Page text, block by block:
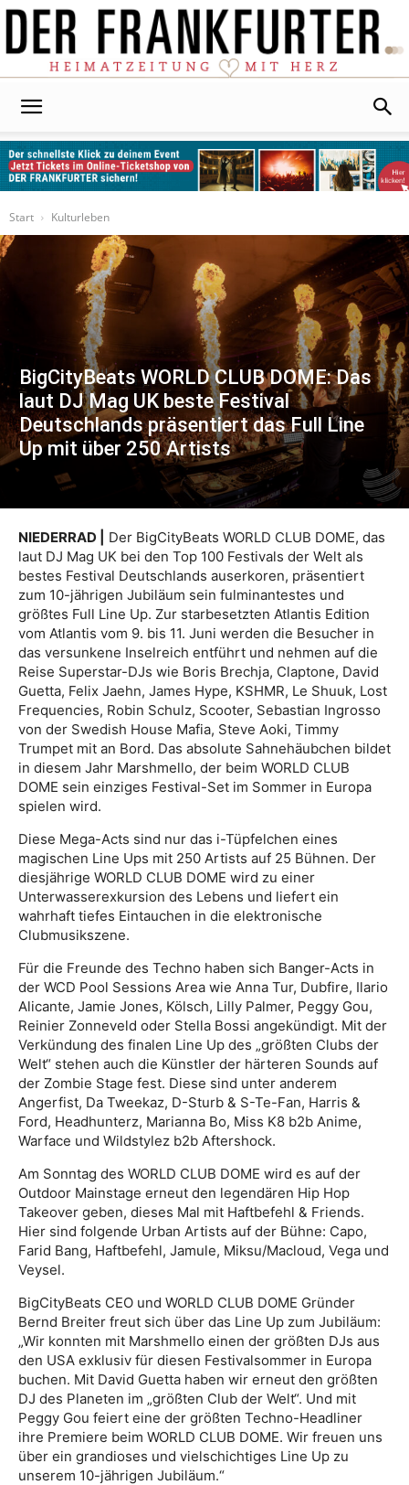
Start
Kulturleben
BigCityBeats WORLD CLUB DOME: Das
laut DJ Mag UK beste Festival
Deutschlands präsentiert das Full Line
Up mit über 250 Artists
NIEDERRAD |
Der BigCityBeats WORLD CLUB DOME, das
laut DJ Mag UK bei den Top 100 Festivals der Welt als
bestes Festival Deutschlands auserkoren, präsentiert
zum 10-jährigen Jubiläum sein fulminantestes und
größtes Full Line Up. Zur starbesetzten Atlantis Edition
vom Atlantis vom 9. bis 11. Juni werden die Besucher in
das versunkene Inselreich entführt und nehmen auf die
Reise Superstar-DJs wie Boris Brechja, Claptone, David
Guetta, Felix Jaehn, James Hype, KSHMR, Le Shuuk, Lost
Frequencies, Robin Schulz, Scooter, Sebastian Ingrosso
von der Swedish House Mafia, Steve Aoki, Timmy
Trumpet mit an Bord. Das absolute Sahnehäubchen bildet
in diesem Jahr Marshmello, der beim WORLD CLUB
DOME sein einziges Festival-Set im Sommer in Europa
spielen wird.
Diese Mega-Acts sind nur das i-Tüpfelchen eines
magischen Line Ups mit 250 Artists auf 25 Bühnen. Der
diesjährige WORLD CLUB DOME wird zu einer
Unterwasserexkursion des Lebens und liefert ein
wahrhaft tiefes Eintauchen in die elektronische
Clubmusikszene.
Für die Freunde des Techno haben sich Banger-Acts in
der WCD Pool Sessions Area wie Anna Tur, Dubfire, Ilario
Alicante, Jamie Jones, Kölsch, Lilly Palmer, Peggy Gou,
Reinier Zonneveld oder Stella Bossi angekündigt. Mit der
Verkündung des finalen Line Up des „größten Clubs der
Welt“ stehen auch die Künstler der härteren Sounds auf
der Zombie Stage fest. Diese sind unter anderem
Angerfist, Da Tweekaz, D-Sturb & S-Te-Fan, Harris &
Ford, Headhunterz, Marianna Bo, Miss K8 b2b Anime,
Warface und Wildstylez b2b Aftershock.
Am Sonntag des WORLD CLUB DOME wird es auf der
Outdoor Mainstage erneut den legendären Hip Hop
Takeover geben, dieses Mal mit Haftbefehl & Friends.
Hier sind folgende Urban Artists auf der Bühne: Capo,
Farid Bang, Haftbefehl, Jamule, Miksu/Macloud, Vega und
Veysel.
BigCityBeats CEO und WORLD CLUB DOME Gründer
Bernd Breiter freut sich über das Line Up zum Jubiläum:
„Wir konnten mit Marshmello einen der größten DJs aus
den USA exklusiv für diesen Festivalsommer in Europa
buchen. Mit David Guetta haben wir erneut den größten
DJ des Planeten im „größten Club der Welt“. Und mit
Peggy Gou feiert eine der größten Techno-Headliner
ihre Premiere beim WORLD CLUB DOME. Wir freuen uns
über ein grandioses und vielschichtiges Line Up zu
unserem 10-jährigen Jubiläum.“